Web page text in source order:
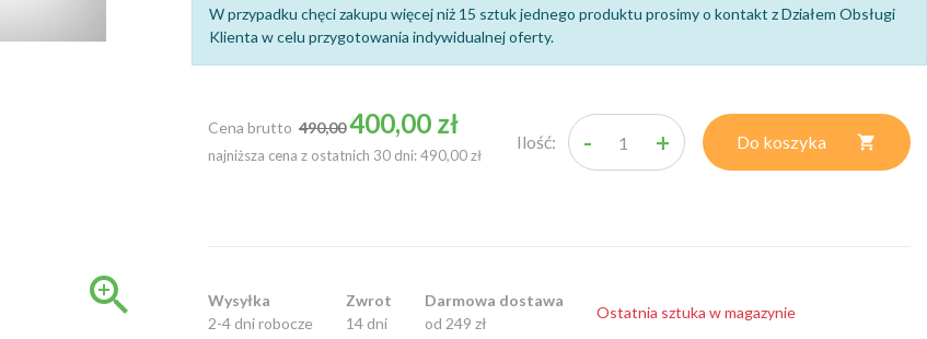

W przypadku chęci zakupu więcej niż 15 sztuk jednego produktu prosimy o kontakt z Działem Obsługi
Klienta w celu przygotowania indywidualnej oferty.
Cena brutto
Cena podstawowa
490,00400,00 zł
najniższa cena z ostatnich 30 dni: 490,00 zł
Ilość: - + Do koszyka 
Wysyłka
2-4 dni robocze
Zwrot
14 dni
Darmowa dostawa
od 249 zł
Ostatnia sztuka w magazynie